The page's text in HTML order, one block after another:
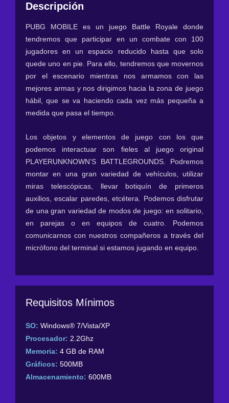
Descripción
PUBG MOBILE es un juego Battle Royale donde
tendremos que participar en un combate con 100
jugadores en un espacio reducido hasta que solo
quede uno en pie. Para ello, tendremos que movernos
por el escenario mientras nos armamos con las
mejores armas y nos dirigimos hacia la zona de juego
hábil, que se va haciendo cada vez más pequeña a
medida que pasa el tiempo.
Los objetos y elementos de juego con los que
podemos interactuar son fieles al juego original
PLAYERUNKNOWN’S BATTLEGROUNDS. Podremos
montar en una gran variedad de vehículos, utilizar
miras telescópicas, llevar botiquín de primeros
auxilios, escalar paredes, etcétera. Podemos disfrutar
de una gran variedad de modos de juego: en solitario,
en parejas o en equipos de cuatro. Podemos
comunicarnos con nuestros compañeros a través del
micrófono del terminal si estamos jugando en equipo.
Requisitos Mínimos
SO: Windows® 7/Vista/XP
Procesador: 2.2Ghz
Memoria: 4 GB de RAM
Gráficos: 500MB
Almacenamiento: 600MB